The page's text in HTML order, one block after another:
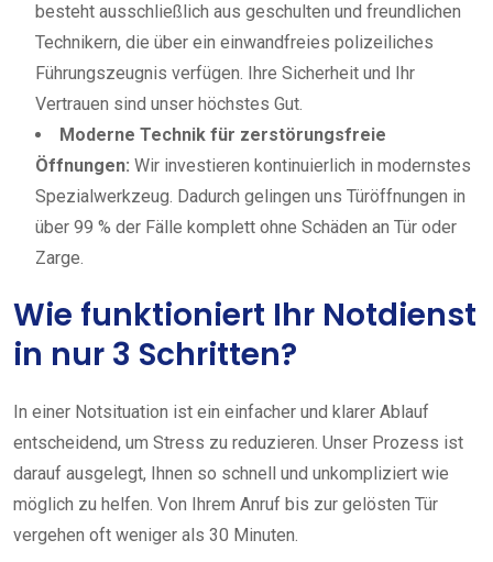
besteht ausschließlich aus geschulten und freundlichen
Technikern, die über ein einwandfreies polizeiliches
Führungszeugnis verfügen. Ihre Sicherheit und Ihr
Vertrauen sind unser höchstes Gut.
Moderne Technik für zerstörungsfreie
Öffnungen: Wir investieren kontinuierlich in modernstes
Spezialwerkzeug. Dadurch gelingen uns Türöffnungen in
über 99 % der Fälle komplett ohne Schäden an Tür oder
Zarge.
Wie funktioniert Ihr Notdienst
in nur 3 Schritten?
In einer Notsituation ist ein einfacher und klarer Ablauf
entscheidend, um Stress zu reduzieren. Unser Prozess ist
darauf ausgelegt, Ihnen so schnell und unkompliziert wie
möglich zu helfen. Von Ihrem Anruf bis zur gelösten Tür
vergehen oft weniger als 30 Minuten.